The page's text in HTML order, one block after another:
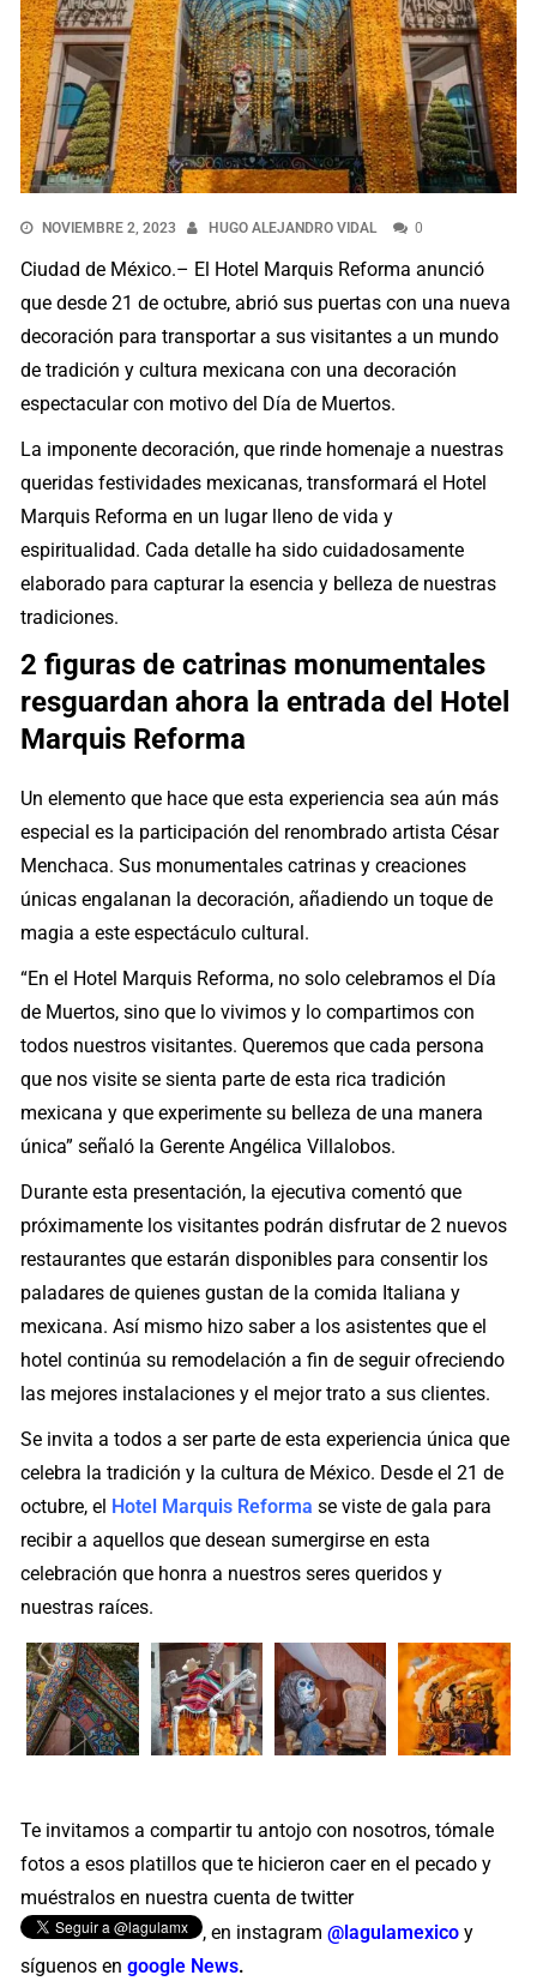
NOVIEMBRE 2, 2023 HUGO ALEJANDRO VIDAL 0
Ciudad de México.– El Hotel Marquis Reforma anunció
que desde 21 de octubre, abrió sus puertas con una nueva
decoración para transportar a sus visitantes a un mundo
de tradición y cultura mexicana con una decoración
espectacular con motivo del Día de Muertos.
La imponente decoración, que rinde homenaje a nuestras
queridas festividades mexicanas, transformará el Hotel
Marquis Reforma en un lugar lleno de vida y
espiritualidad. Cada detalle ha sido cuidadosamente
elaborado para capturar la esencia y belleza de nuestras
tradiciones.
2 figuras de catrinas monumentales
resguardan ahora la entrada del Hotel
Marquis Reforma
Un elemento que hace que esta experiencia sea aún más
especial es la participación del renombrado artista César
Menchaca. Sus monumentales catrinas y creaciones
únicas engalanan la decoración, añadiendo un toque de
magia a este espectáculo cultural.
“En el Hotel Marquis Reforma, no solo celebramos el Día
de Muertos, sino que lo vivimos y lo compartimos con
todos nuestros visitantes. Queremos que cada persona
que nos visite se sienta parte de esta rica tradición
mexicana y que experimente su belleza de una manera
única” señaló la Gerente Angélica Villalobos.
Durante esta presentación, la ejecutiva comentó que
próximamente los visitantes podrán disfrutar de 2 nuevos
restaurantes que estarán disponibles para consentir los
paladares de quienes gustan de la comida Italiana y
mexicana. Así mismo hizo saber a los asistentes que el
hotel continúa su remodelación a fin de seguir ofreciendo
las mejores instalaciones y el mejor trato a sus clientes.
Se invita a todos a ser parte de esta experiencia única que
celebra la tradición y la cultura de México. Desde el 21 de
octubre, el Hotel Marquis Reforma se viste de gala para
recibir a aquellos que desean sumergirse en esta
celebración que honra a nuestros seres queridos y
nuestras raíces.
Te invitamos a compartir tu antojo con nosotros, tómale
fotos a esos platillos que te hicieron caer en el pecado y
muéstralos en nuestra cuenta de twitter
, en instagram@lagulamexico y
síguenos engoogle News.